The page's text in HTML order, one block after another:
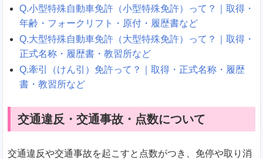
Q.小型特殊自動車免許（小型特殊免許）って？｜取得・
年齢・フォークリフト・原付・履歴書など
Q.大型特殊自動車免許（大型特殊免許）って？｜取得・
正式名称・履歴書・教習所など
Q.牽引（けん引）免許って？｜取得・正式名称・履歴
書・教習所など
交通違反・交通事故・点数について
交通違反や交通事故を起こすと点数がつき、免停や取り消